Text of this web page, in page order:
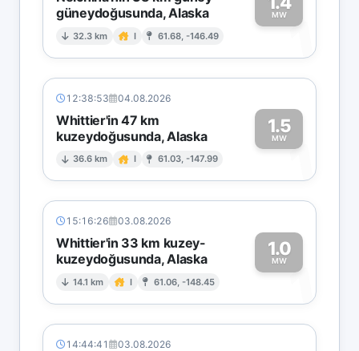
güneydoğusunda, Alaska
32.3 km I 61.68, -146.49
MW1
12:38:53 04.08.2026
Whittier'in 47 km
kuzeydoğusunda, Alaska
36.6 km I 61.03, -147.99
1.5
MW1
15:16:26 03.08.2026
Whittier'in 33 km kuzey-
kuzeydoğusunda, Alaska
14.1 km I 61.06, -148.45
1.0
MW1
14:44:41 03.08.2026